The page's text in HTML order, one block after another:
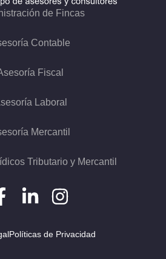
de Fincas
Contable
Fiscal
Laboral
Mercantil
Tributario y Mercantil
Políticas de Privacidad